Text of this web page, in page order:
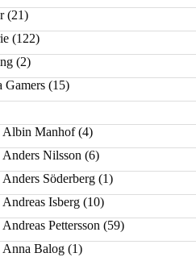
(21)
(122)
(2)
Gamers (15)
Albin Manhof(4)
Nilsson (6)
Söderberg (1)
Isberg (10)
Pettersson (59)
Anna Balog (1)